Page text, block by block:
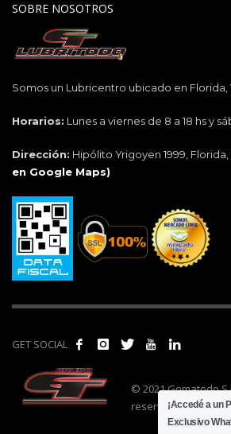
SOBRE NOSOTROS
Somos un Lubricentro ubicado en Florida,
Horarios: Lunes a viernes de 8 a 18 hs y
Dirección: Hipólito Yrigoyen 1999,
en Google Maps)
GET SOCIAL
© 2021 Gomatodo
reservados. |¡Accedé a un
Exclusivo